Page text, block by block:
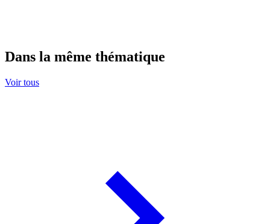
Dans la même thématique
Voir tous